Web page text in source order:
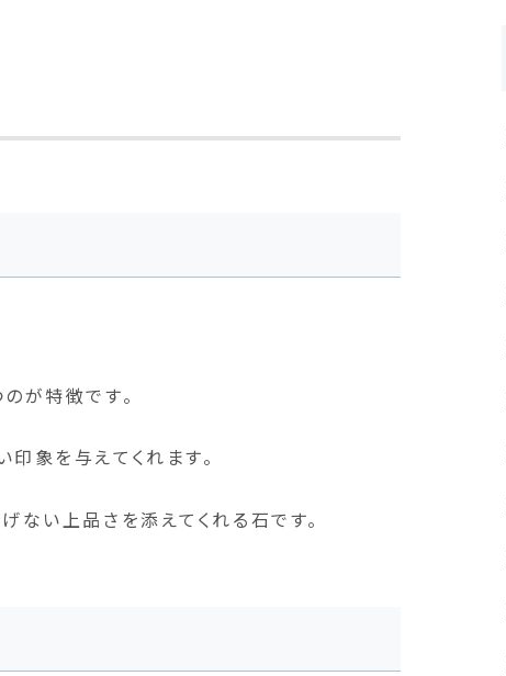
が特徴です。
象を与えてくれます。
い上品さを添えてくれる石です。